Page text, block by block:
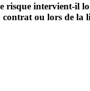
risque intervient-il
contrat ou lors de la